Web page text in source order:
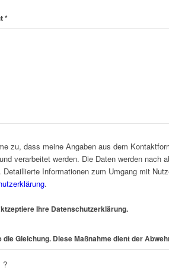
*
zu, dass meine Angaben aus dem
verarbeitet werden. Die Daten werden nach
Detaillierte Informationen zum Umgang mit
.
Ihre Datenschutzerklärung.
?
die Gleichung. Diese Maßnahme dient der